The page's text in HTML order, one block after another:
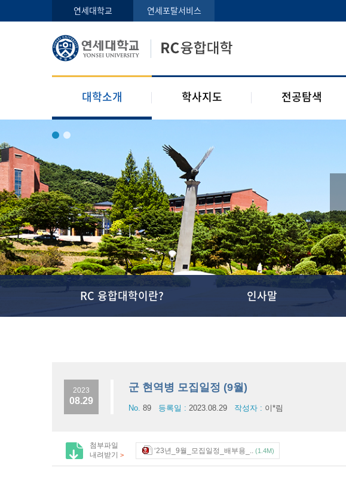
연세대학교 연세포탈서비스
대학소개 학사지도 전공탐색
인사말
오시는 길
공지사항
학사지도사
RC 융합대학이란? 인사말
2023
08.29
군 현역병 모집일정 (9월)
No. 89 등록일 : 2023.08.29 작성자 : 이*림
첨부파일
내려받기 > ‘23년_9월_모집일정_배부용_.. (1.4M)